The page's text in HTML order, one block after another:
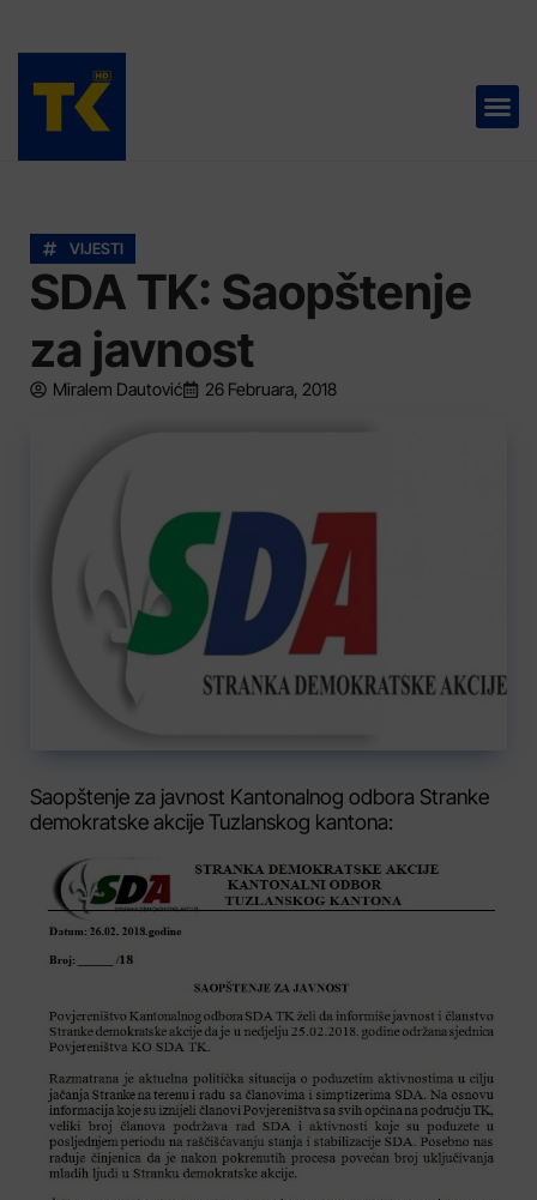
VIJESTI
SDA TK: Saopštenje
za javnost
Miralem Dautović 26 Februara, 2018
Saopštenje za javnost Kantonalnog odbora Stranke
demokratske akcije Tuzlanskog kantona: